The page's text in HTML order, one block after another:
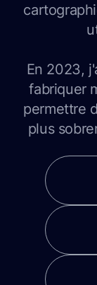
En 2023,
fabriquer
permettre
plus